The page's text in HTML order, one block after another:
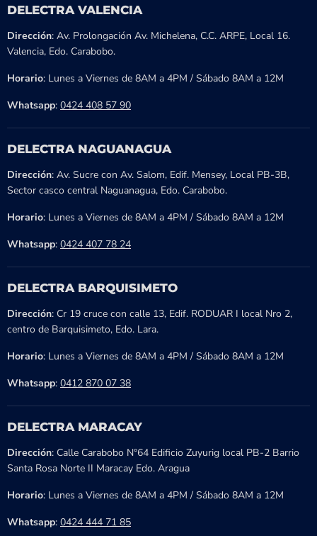
DELECTRA VALENCIA
Dirección: Av. Prolongación Av. Michelena, C.C. ARPE, Local 16.
Valencia, Edo. Carabobo.
Horario: Lunes a Viernes de 8AM a 4PM / Sábado 8AM a 12M
Whatsapp: 0424 408 57 90
DELECTRA NAGUANAGUA
Dirección: Av. Sucre con Av. Salom, Edif. Mensey, Local PB-3B,
Sector casco central Naguanagua, Edo. Carabobo.
Horario: Lunes a Viernes de 8AM a 4PM / Sábado 8AM a 12M
Whatsapp: 0424 407 78 24
DELECTRA BARQUISIMETO
Dirección: Cr 19 cruce con calle 13, Edif. RODUAR I local Nro 2,
centro de Barquisimeto, Edo. Lara.
Horario: Lunes a Viernes de 8AM a 4PM / Sábado 8AM a 12M
Whatsapp: 0412 870 07 38
DELECTRA MARACAY
Dirección: Calle Carabobo N°64 Edificio Zuyurig local PB-2 Barrio
Santa Rosa Norte II Maracay Edo. Aragua
Horario: Lunes a Viernes de 8AM a 4PM / Sábado 8AM a 12M
Whatsapp: 0424 444 71 85